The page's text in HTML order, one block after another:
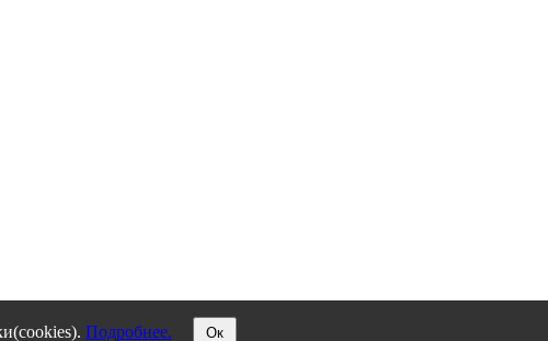
Подробнее. Ок